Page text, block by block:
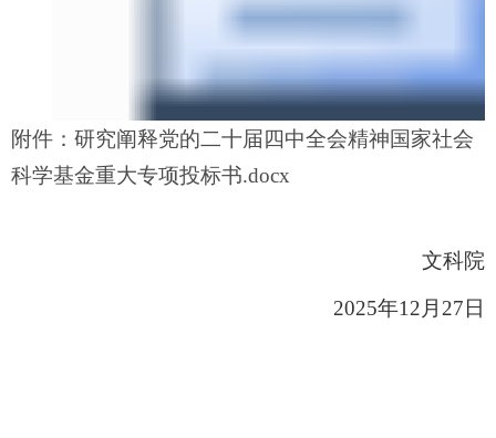
附件：研究阐释党的二十届四中全会精神国家社会
科学基金重大专项投标书.docx
文科院
2025年12 月 27日